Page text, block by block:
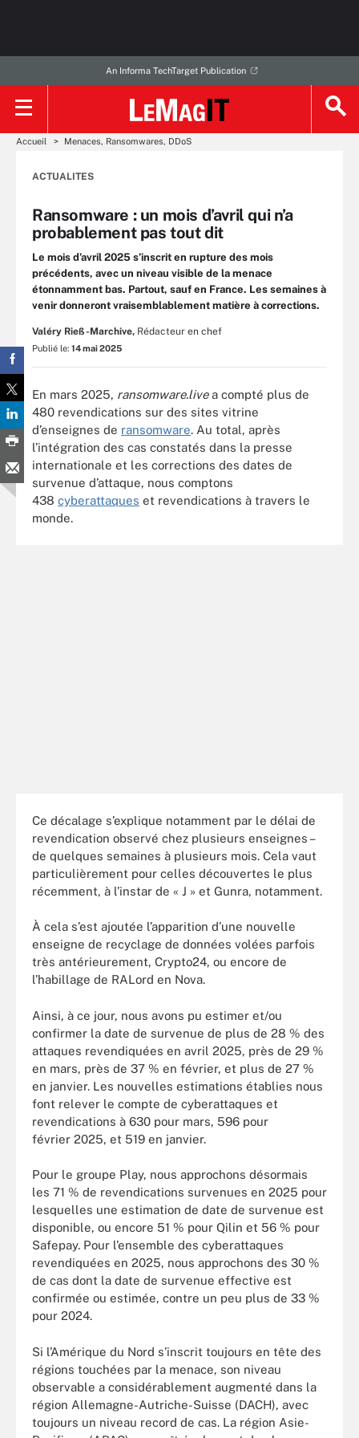
An Informa TechTarget Publication
Accueil Menaces, Ransomwares, DDoS
ACTUALITES
Ransomware : un mois d’avril qui n’a
probablement pas tout dit
Le mois d’avril 2025 s’inscrit en rupture des mois
précédents, avec un niveau visible de la menace
étonnamment bas. Partout, sauf en France. Les semaines à
venir donneront vraisemblablement matière à corrections.
Valéry Rieß-Marchive, Rédacteur en chef
Publié le: 14 mai 2025
En mars 2025, ransomware.livea compté plus de
480 revendications sur des sites vitrine
d’enseignes de ransomware. Au total, après
l’intégration des cas constatés dans la presse
internationale et les corrections des dates de
survenue d’attaque, nous comptons
438 cyberattaques et revendications à travers le
monde.
Ce décalage s’explique notamment par le délai de
revendication observé chez plusieurs enseignes –
de quelques semaines à plusieurs mois. Cela vaut
particulièrement pour celles découvertes le plus
récemment, à l’instar de « J » et Gunra, notamment.
À cela s’est ajoutée l’apparition d’une nouvelle
enseigne de recyclage de données volées parfois
très antérieurement, Crypto24, ou encore de
l’habillage de RALord en Nova.
Ainsi, à ce jour, nous avons pu estimer et/ou
confirmer la date de survenue de plus de 28 % des
attaques revendiquées en avril 2025, près de 29 %
en mars, près de 37 % en février, et plus de 27 %
en janvier. Les nouvelles estimations établies nous
font relever le compte de cyberattaques et
revendications à 630 pour mars, 596 pour
février 2025, et 519 en janvier.
Pour le groupe Play, nous approchons désormais
les 71 % de revendications survenues en 2025 pour
lesquelles une estimation de date de survenue est
disponible, ou encore 51 % pour Qilin et 56 % pour
Safepay. Pour l’ensemble des cyberattaques
revendiquées en 2025, nous approchons des 30 %
de cas dont la date de survenue effective est
confirmée ou estimée, contre un peu plus de 33 %
pour 2024.
Si l’Amérique du Nord s’inscrit toujours en tête des
régions touchées par la menace, son niveau
observable a considérablement augmenté dans la
région Allemagne-Autriche-Suisse (DACH), avec
toujours un niveau record de cas. La région Asie-